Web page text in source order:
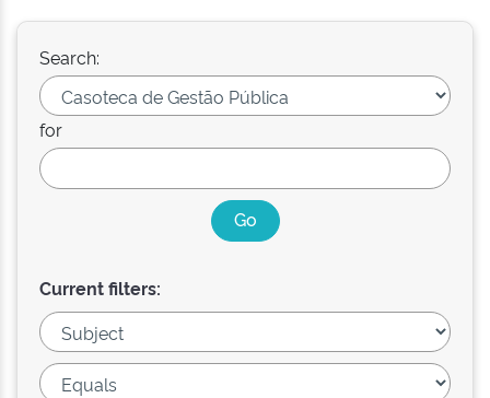
Search:
for
Current filters: